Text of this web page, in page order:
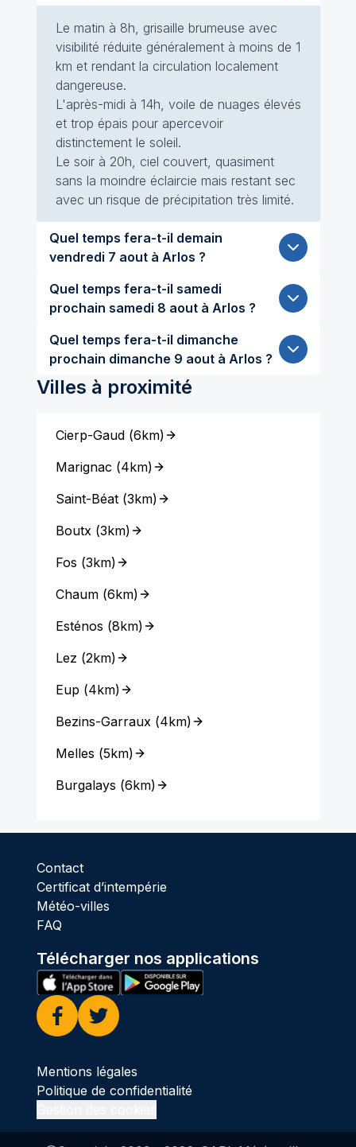
Le matin à 8h, grisaille brumeuse avec
visibilité réduite généralement à moins de 1
km et rendant la circulation localement
dangereuse.
L'après-midi à 14h, voile de nuages élevés
et trop épais pour apercevoir
distinctement le soleil.
Le soir à 20h, ciel couvert, quasiment
sans la moindre éclaircie mais restant sec
avec un risque de précipitation très limité.
Quel temps fera-t-il demain
vendredi 7 aout à Arlos ?
Quel temps fera-t-il samedi
prochain samedi 8 aout à Arlos ?
Quel temps fera-t-il dimanche
prochain dimanche 9 aout à Arlos ?
Villes à proximité
Cierp-Gaud(6km)
Marignac (4km)
Saint-Béat(3km)
Boutx(3km)
Fos (3km)
Chaum(6km)
Esténos (8km)
Lez (2km)
Eup (4km)
Bezins-Garraux(4km)
Melles (5km)
Burgalays (6km)
Contact
Certificat d’intempérie
Météo-villes
FAQ
Télécharger nos applications
Facebook
Twitter
Mentions légales
Politique de confidentialité